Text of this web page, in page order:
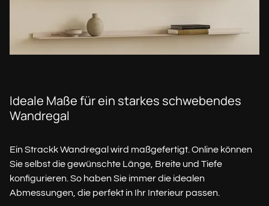
Ideale Maße für ein starkes schwebendes
Wandregal
Ein Strackk Wandregal wird maßgefertigt. Online können
Sie selbst die gewünschte Länge, Breite und Tiefe
konfigurieren. So haben Sie immer die idealen
Abmessungen, die perfekt in Ihr Interieur passen.